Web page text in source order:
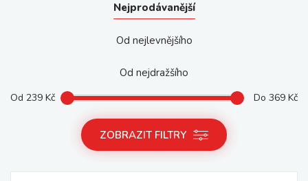
Nejprodávanější
Od nejlevnějšího
Od nejdražšího
Od 239 Kč Do 369 Kč
ZOBRAZIT FILTRY